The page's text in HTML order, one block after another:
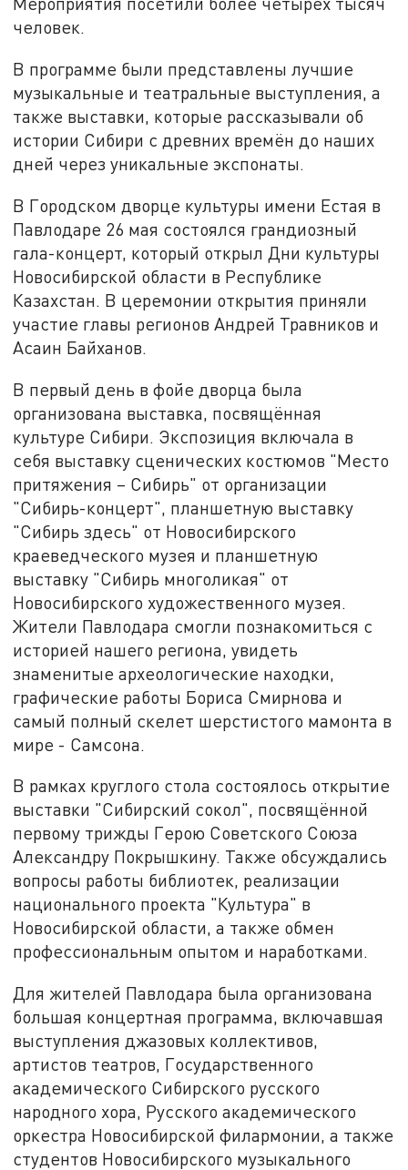
человек.
В программе были представлены лучшие
музыкальные и театральные выступления, а
также выставки, которые рассказывали об
истории Сибири с древних времён до наших
дней через уникальные экспонаты.
В Городском дворце культуры имени Естая в
Павлодаре 26 мая состоялся грандиозный
гала-концерт, который открыл Дни культуры
Новосибирской области в Республике
Казахстан. В церемонии открытия приняли
участие главы регионов Андрей Травников и
Асаин Байханов.
В первый день в фойе дворца была
организована выставка, посвящённая
культуре Сибири. Экспозиция включала в
себя выставку сценических костюмов "Место
притяжения – Сибирь" от организации
"Сибирь-концерт", планшетную выставку
"Сибирь здесь" от Новосибирского
краеведческого музея и планшетную
выставку "Сибирь многоликая" от
Новосибирского художественного музея.
Жители Павлодара смогли познакомиться с
историей нашего региона, увидеть
знаменитые археологические находки,
графические работы Бориса Смирнова и
самый полный скелет шерстистого мамонта в
мире - Самсона.
В рамках круглого стола состоялось открытие
выставки "Сибирский сокол", посвящённой
первому трижды Герою Советского Союза
Александру Покрышкину. Также обсуждались
вопросы работы библиотек, реализации
национального проекта "Культура" в
Новосибирской области, а также обмен
профессиональным опытом и наработками.
Для жителей Павлодара была организована
большая концертная программа, включавшая
выступления джазовых коллективов,
артистов театров, Государственного
академического Сибирского русского
народного хора, Русского академического
оркестра Новосибирской филармонии, а также
студентов Новосибирского музыкального